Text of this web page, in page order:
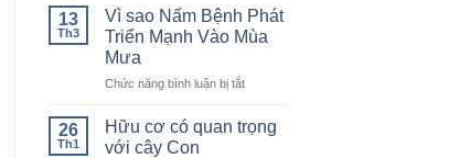
TRÊN
CÂY
TRỒNG
CHẾ
:
TUYẾN
xoăn
ngọn,
Khảm
và
Pháp
Khắc
13
Th3
Vì sao Nấm Bệnh Phát
Triển Mạnh Vào Mùa
Mưa
Chức năng bình luận bị tắtở
Nấm
26
Th1
Hữu cơ có quan trọng
với cây Con